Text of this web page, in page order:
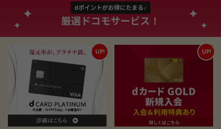
dポイントがお得にたまる♪
厳選ドコモサービス！
UP! UP!